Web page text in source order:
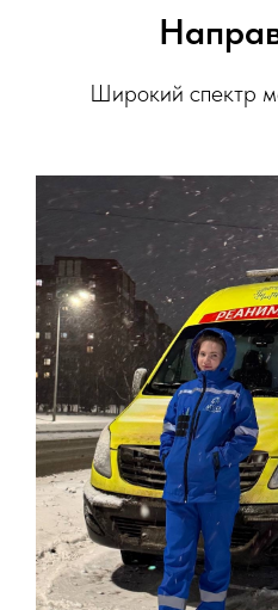
Широкий спектр